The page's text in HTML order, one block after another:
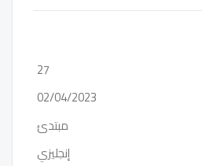
27
02/04/2023
مبتدئ
إنجليزي